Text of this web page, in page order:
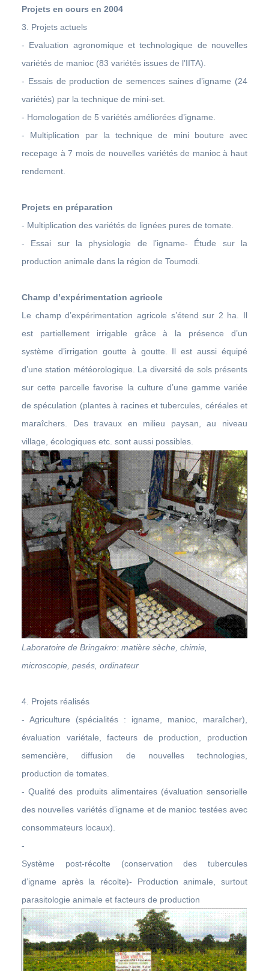
Projets en cours en 2004
3. Projets actuels
- Evaluation agronomique et technologique de nouvelles
variétés de manioc (83 variétés issues de l’IITA).
- Essais de production de semences saines d’igname (24
variétés) par la technique de mini-set.
- Homologation de 5 variétés améliorées d’igname.
- Multiplication par la technique de mini bouture avec
recepage à 7 mois de nouvelles variétés de manioc à haut
rendement.
Projets en préparation
- Multiplication des variétés de lignées pures de tomate.
- Essai sur la physiologie de l’igname- Étude sur la
production animale dans la région de Toumodi.
Champ d’expérimentation agricole
Le champ d’expérimentation agricole s’étend sur 2 ha. Il
est partiellement irrigable grâce à la présence d’un
système d’irrigation goutte à goutte. Il est aussi équipé
d’une station météorologique. La diversité de sols présents
sur cette parcelle favorise la culture d’une gamme variée
de spéculation (plantes à racines et tubercules, céréales et
maraîchers. Des travaux en milieu paysan, au niveau
village, écologiques etc. sont aussi possibles.
Laboratoire de Bringakro: matière sèche, chimie,
microscopie, pesés, ordinateur
4. Projets réalisés
- Agriculture (spécialités : igname, manioc, maraîcher),
évaluation variétale, facteurs de production, production
semencière, diffusion de nouvelles technologies,
production de tomates.
- Qualité des produits alimentaires (évaluation sensorielle
des nouvelles variétés d’igname et de manioc testées avec
consommateurs locaux).
-
Système post-récolte (conservation des tubercules
d’igname après la récolte)- Production animale, surtout
parasitologie animale et facteurs de production